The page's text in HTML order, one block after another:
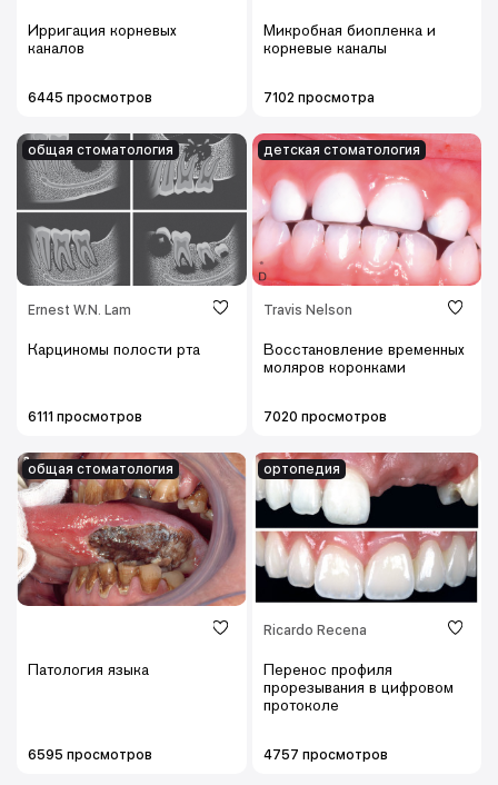
Ирригация корневых
каналов
6445 просмотров
Микробная биопленка и
корневые каналы
7102 просмотра
общая стоматология
Ernest W.N. Lam
Карциномы полости рта
6111 просмотров
детская cтоматология
Travis Nelson
Восстановление временных
моляров коронками
7020 просмотров
общая стоматология
Патология языка
6595 просмотров
ортопедия
Ricardo Recena
Перенос профиля
прорезывания в цифровом
протоколе
4757 просмотров